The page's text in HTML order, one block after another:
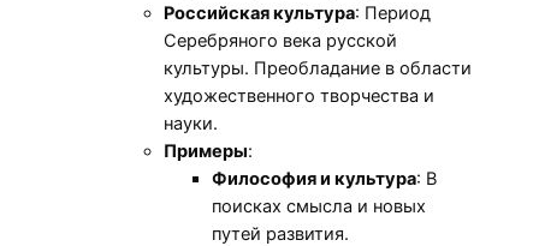
Российская культура: Период
Серебряного века русской
культуры. Преобладание в области
художественного творчества и
науки.
Примеры:
Философия и культура: В
поисках смысла и новых
путей развития.